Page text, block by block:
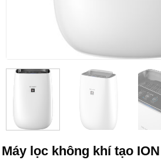
Máy lọc không khí tạo